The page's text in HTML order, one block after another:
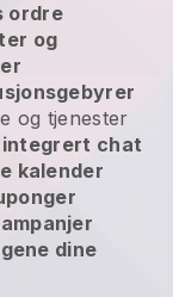
ordre
og
og tjenester
integrert chat
kalender
dine